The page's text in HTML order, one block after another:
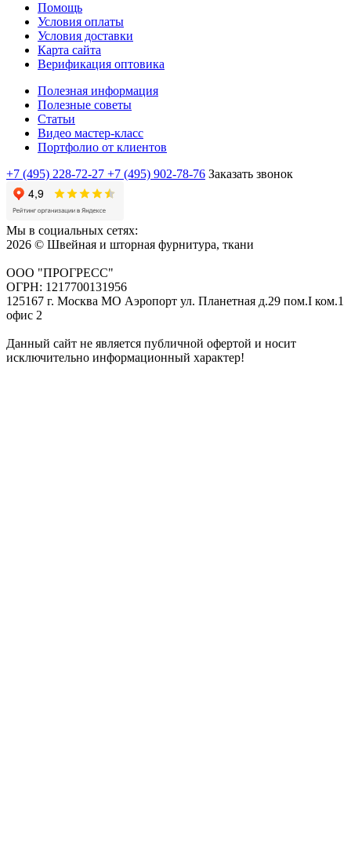
Помощь
Условия оплаты
Условия доставки
Карта сайта
Верификация оптовика
Полезная информация
Полезные советы
Статьи
Видео мастер-класс
Портфолио от клиентов
+7 (495) 228-72-27 +7 (495) 902-78-76 Заказать звонок
Мы в социальных сетях:
2026 © Швейная и шторная фурнитура, ткани
ООО "ПРОГРЕСС"
ОГРН: 1217700131956
125167 г. Москва МО Аэропорт ул. Планетная д.29 пом.I ком.1
офис 2
Данный сайт не является публичной офертой и носит
исключительно информационный характер!